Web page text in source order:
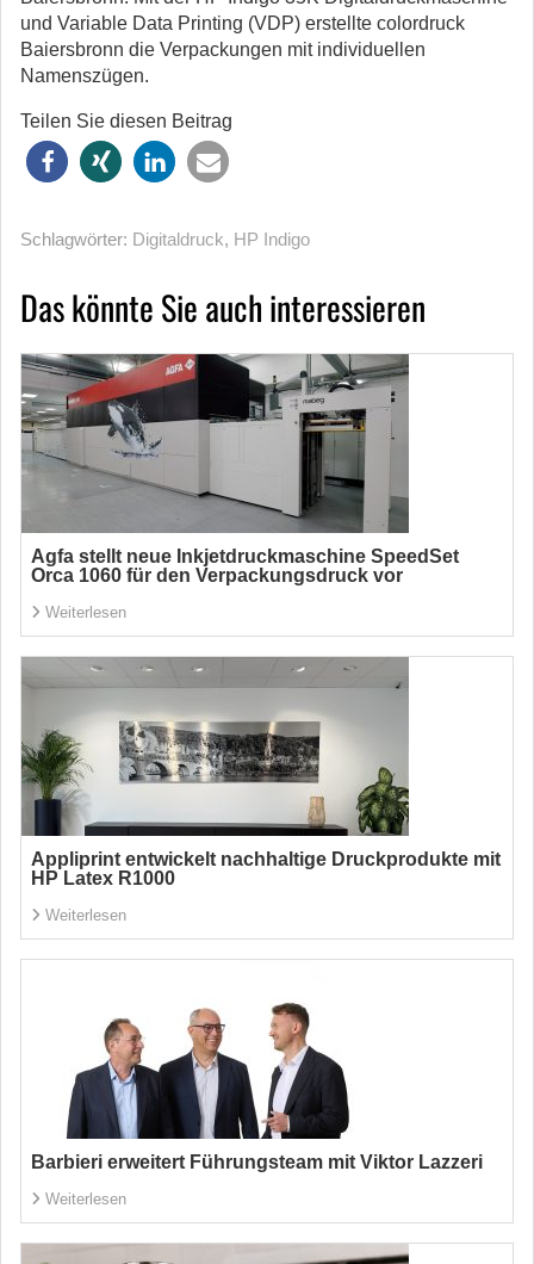
und Variable Data Printing (VDP) erstellte colordruck
Baiersbronn die Verpackungen mit individuellen
Namenszügen.
Teilen Sie diesen Beitrag
Schlagwörter: Digitaldruck, HP Indigo
Das könnte Sie auch interessieren
Agfa stellt neue Inkjetdruckmaschine SpeedSet
Orca 1060 für den Verpackungsdruck vor
Weiterlesen
Appliprint entwickelt nachhaltige Druckprodukte mit
HP Latex R1000
Weiterlesen
Barbieri erweitert Führungsteam mit Viktor Lazzeri
Weiterlesen